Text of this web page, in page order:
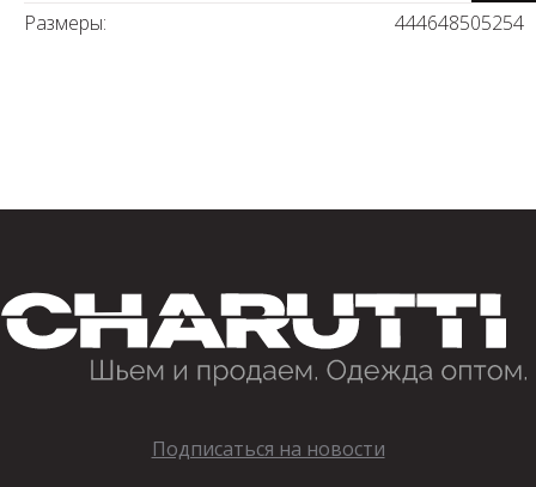
Размеры:
444648505254
Подписаться на новости